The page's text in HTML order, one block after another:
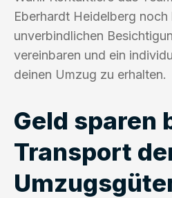
Eberhardt Heidelberg noch
unverbindlichen
vereinbaren und ein
deinen Umzug zu erhalten.
Geld sparen
Transport